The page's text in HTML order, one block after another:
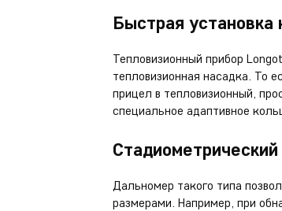
Быстрая установка
Тепловизионный прибор
тепловизионная насадка. То
прицел в тепловизионный,
специальное адаптивное
Дальномер такого типа
размерами. Например, при